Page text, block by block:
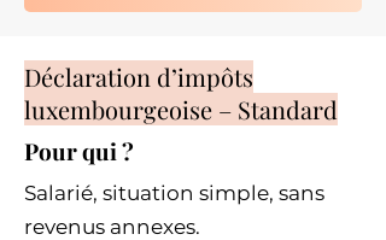
Déclaration d’impôts
luxembourgeoise – Standard
Pour qui ?
Salarié, situation simple, sans
revenus annexes.